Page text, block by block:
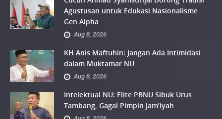
Agustusan untuk Edukasi Nasionalisme
Gen Alpha
Aug 8, 2026
KH Anis Maftuhin: Jangan Ada Intimidasi
dalam Muktamar NU
Aug 8, 2026
Intelektual NU: Elite PBNU Sibuk Urus
Tambang, Gagal Pimpin Jam’iyah